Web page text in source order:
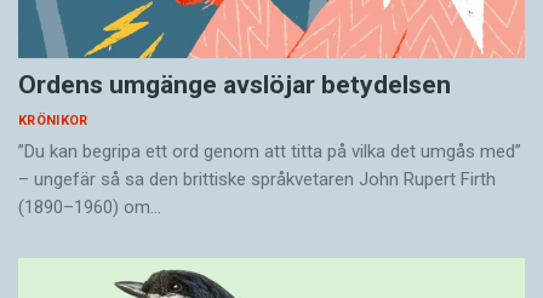
Ordens umgänge avslöjar betydelsen
KRÖNIKOR
”Du kan begripa ett ord genom att titta på vilka det umgås med”
– ungefär så sa den brittiske språkvetaren John Rupert Firth
(1890–1960) om…